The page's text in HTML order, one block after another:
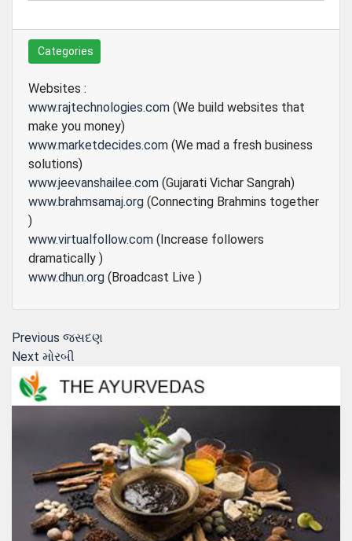
Categories
Websites :
www.rajtechnologies.com (We build websites that
make you money)
www.marketdecides.com (We mad a fresh business
solutions)
www.jeevanshailee.com (Gujarati Vichar Sangrah)
www.brahmsamaj.org (Connecting Brahmins together
)
www.virtualfollow.com (Increase followers
dramatically )
www.dhun.org (Broadcast Live )
Post
navigation
Previous Previous
post:
જસદણ
Next Next
મોરબી